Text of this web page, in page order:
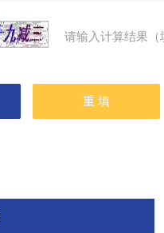
请输入计算结果